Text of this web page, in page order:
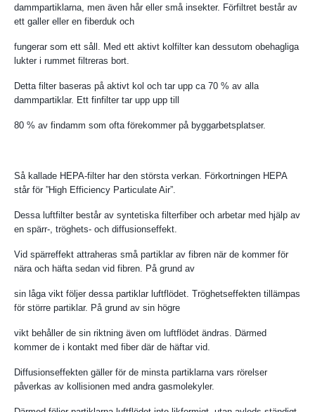
dammpartiklarna, men även hår eller små insekter. Förfiltret består av
ett galler eller en fiberduk och
fungerar som ett såll. Med ett aktivt kolfilter kan dessutom obehagliga
lukter i rummet filtreras bort.
Detta filter baseras på aktivt kol och tar upp ca 70 % av alla
dammpartiklar. Ett finfilter tar upp upp till
80 % av findamm som ofta förekommer på byggarbetsplatser.
Så kallade HEPA-filter har den största verkan. Förkortningen HEPA
står för ”High Efficiency Particulate Air”.
Dessa luftfilter består av syntetiska filterfiber och arbetar med hjälp av
en spärr-, tröghets- och diffusionseffekt.
Vid spärreffekt attraheras små partiklar av fibren när de kommer för
nära och häfta sedan vid fibren. På grund av
sin låga vikt följer dessa partiklar luftflödet. Tröghetseffekten tillämpas
för större partiklar. På grund av sin högre
vikt behåller de sin riktning även om luftflödet ändras. Därmed
kommer de i kontakt med fiber där de häftar vid.
Diffusionseffekten gäller för de minsta partiklarna vars rörelser
påverkas av kollisionen med andra gasmolekyler.